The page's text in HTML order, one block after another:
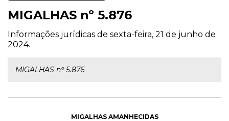
MIGALHAS nº 5.876
Informações jurídicas de sexta-feira, 21 de junho de
2024.
MIGALHAS nº 5.876
MIGALHAS AMANHECIDAS